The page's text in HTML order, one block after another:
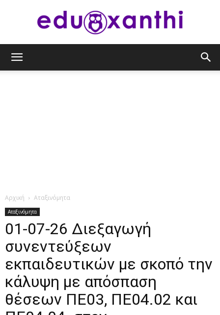
Αρχική Αταξινόμητα
Αταξινόμητα
01-07-26 Διεξαγωγή
συνεντεύξεων
εκπαιδευτικών με σκοπό την
κάλυψη με απόσπαση
θέσεων ΠΕ03, ΠΕ04.02 και